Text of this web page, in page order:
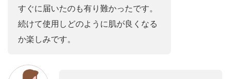
すぐに届いたのも有り難かったです。
続けて使用しどのように肌が良くなる
か楽しみです。